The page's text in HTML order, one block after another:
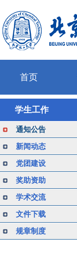
首页
学生工作
通知公告
新闻动态
党团建设
奖助资助
学术交流
文件下载
规章制度